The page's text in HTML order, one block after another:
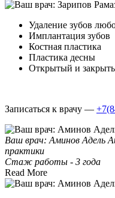
Удаление зубов
Имплантация зубов
Костная пластика
Пластика десны
Открытый и
Записаться к врачу —
Ваш врач: Аминов Адель
практики
Стаж работы - 3 года
Read More